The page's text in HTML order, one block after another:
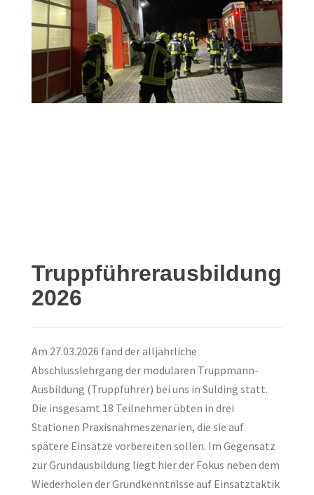
Truppführerausbildung
2026
Am 27.03.2026 fand der alljährliche
Abschlusslehrgang der modularen Truppmann-
Ausbildung (Truppführer) bei uns in Sulding statt.
Die insgesamt 18 Teilnehmer übten in drei
Stationen Praxisnahmeszenarien, die sie auf
spätere Einsätze vorbereiten sollen. Im Gegensatz
zur Grundausbildung liegt hier der Fokus neben dem
Wiederholen der Grundkenntnisse auf Einsatztaktik